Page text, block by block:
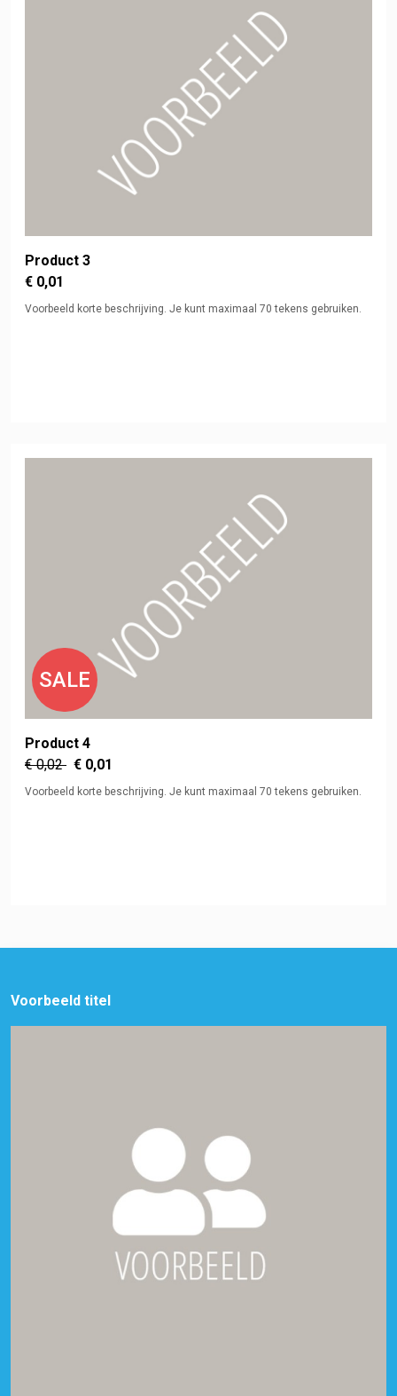
Product 3
€ 0,01
Voorbeeld korte beschrijving. Je kunt maximaal 70 tekens gebruiken.
SALE
Product 4
€ 0,02 € 0,01
Voorbeeld korte beschrijving. Je kunt maximaal 70 tekens gebruiken.
Voorbeeld titel